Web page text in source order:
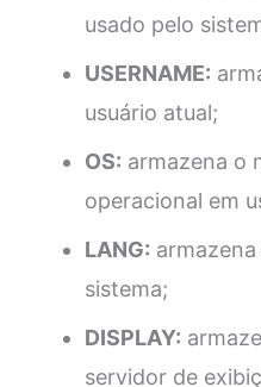
usado pelo
USERNAME:
usuário atual;
OS: armazena o
operacional em
LANG:
sistema;
DISPLAY:
servidor de